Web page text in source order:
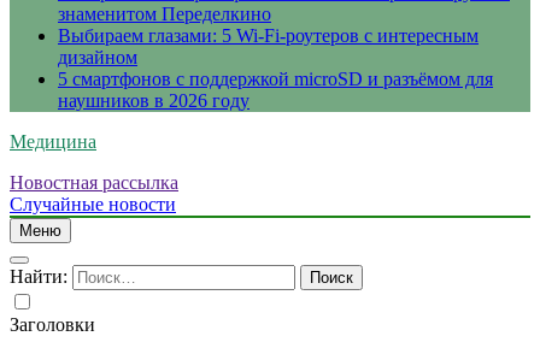
знаменитом Переделкино
Выбираем глазами: 5 Wi-Fi-роутеров с интересным
дизайном
5 смартфонов с поддержкой microSD и разъёмом для
наушников в 2026 году
Медицина
Новостная рассылка
Случайные новости
Меню
Найти:
Заголовки